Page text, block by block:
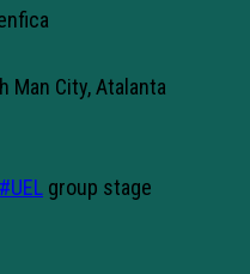
Man City, Atalanta
#UEL group stage